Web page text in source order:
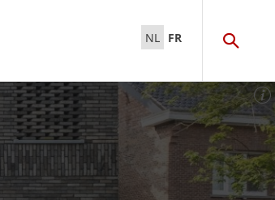
NL FR